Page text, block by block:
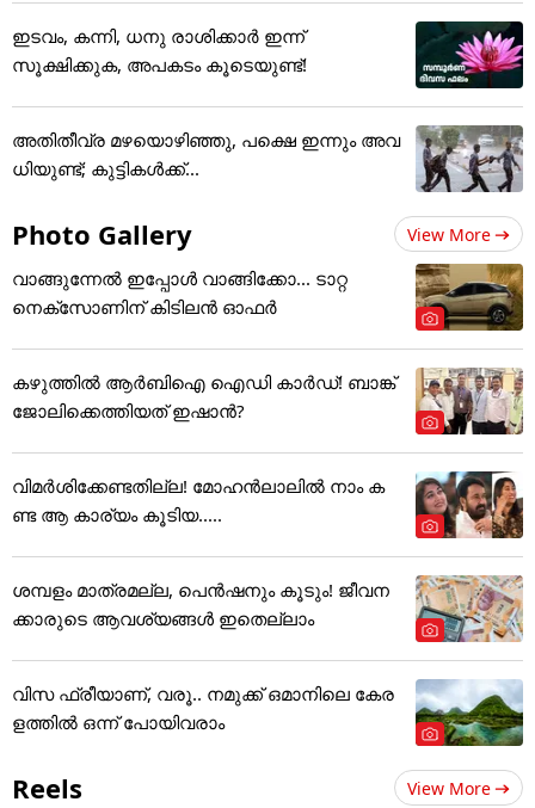
ഇടവം, കന്നി, ധനു രാശിക്കാർ ഇന്ന്
സൂക്ഷിക്കുക, അ‌പകടം കൂടെയുണ്ട്!
അതിതീവ്ര മഴയൊഴിഞ്ഞു, പക്ഷെ ഇന്നും അവ
ധിയുണ്ട്; കുട്ടികള്‍ക്ക്...
Photo Gallery View More
വാങ്ങുന്നേൽ ഇപ്പോൾ വാങ്ങിക്കോ... ടാറ്റ
നെക്സോണിന് കിടിലൻ ഓഫർ
കഴുത്തില്‍ ആര്‍ബിഐ ഐഡി കാര്‍ഡ്! ബാങ്ക്
ജോലിക്കെത്തിയത് ഇഷാന്‍?
വിമർശിക്കേണ്ടതില്ല! മോഹൻലാലിൽ നാം ക
ണ്ട ആ കാര്യം കൂടിയ.....
ശമ്പളം മാത്രമല്ല, പെൻഷനും കൂടും! ജീവന
ക്കാരുടെ ആവശ്യങ്ങൾ ഇതെല്ലാം
വിസ ഫ്രീയാണ്, വരൂ.. നമുക്ക് ഒമാനിലെ കേര
ളത്തിൽ ഒന്ന് പോയിവരാം
Reels View More